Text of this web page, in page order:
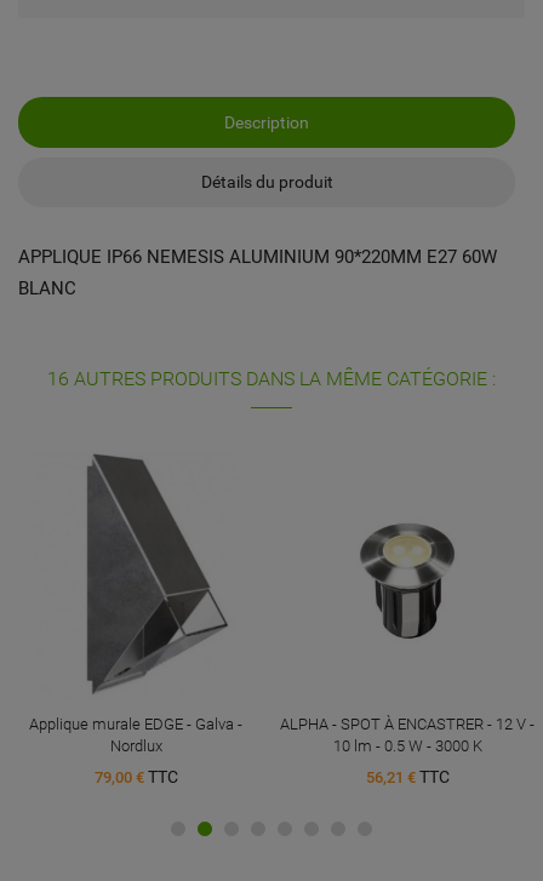
Description
Détails du produit
APPLIQUE IP66 NEMESIS ALUMINIUM 90*220MM E27 60W
BLANC
16 AUTRES PRODUITS DANS LA MÊME CATÉGORIE :
Applique murale EDGE - Galva -
Nordlux
79,00 € TTC
ALPHA - SPOT À ENCASTRER - 12 V -
10 lm - 0.5 W - 3000 K
56,21 € TTC